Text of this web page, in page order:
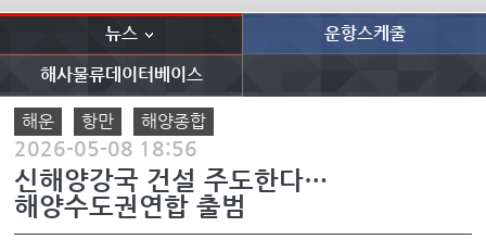
뉴스 운항스케줄
해사물류데이터베이스
해운 항만 해양종합
2026-05-08 18:56
신해양강국 건설 주도한다…
해양수도권연합 출범